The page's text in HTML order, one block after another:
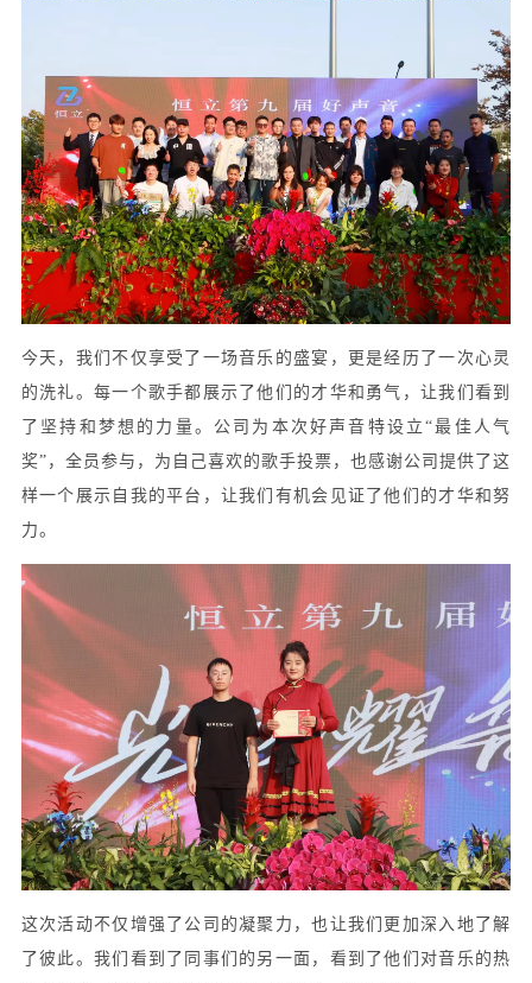
今天，我们不仅享受了一场音乐的盛宴，更是经历了一次心灵
的洗礼。每一个歌手都展示了他们的才华和勇气，让我们看到
了坚持和梦想的力量。公司为本次好声音特设立“最佳人气
奖”，全员参与，为自己喜欢的歌手投票，也感谢公司提供了这
样一个展示自我的平台，让我们有机会见证了他们的才华和努
力。
这次活动不仅增强了公司的凝聚力，也让我们更加深入地了解
了彼此。我们看到了同事们的另一面，看到了他们对音乐的热